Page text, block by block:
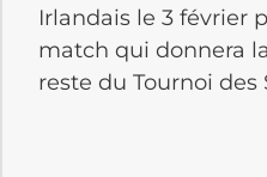
Irlandais le 3 février
match qui donnera
reste du Tournoi des